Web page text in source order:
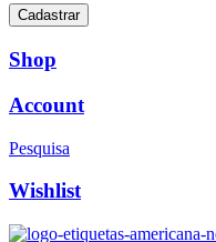
Cadastrar
Shop
Account
Pesquisa
Wishlist